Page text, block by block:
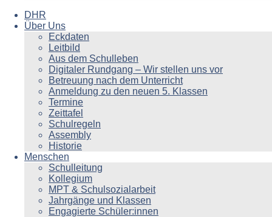
DHR
Über Uns
Eckdaten
Leitbild
Aus dem Schulleben
Digitaler Rundgang – Wir stellen uns vor
Betreuung nach dem Unterricht
Anmeldung zu den neuen 5. Klassen
Termine
Zeittafel
Schulregeln
Assembly
Historie
Menschen
Schulleitung
Kollegium
MPT & Schulsozialarbeit
Jahrgänge und Klassen
Engagierte Schüler:innen